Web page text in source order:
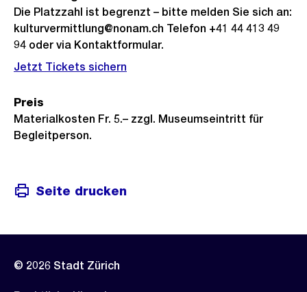
Die Platzzahl ist begrenzt – bitte melden Sie sich an:
kulturvermittlung@nonam.ch Telefon +41 44 413 49
94 oder via Kontaktformular.
Jetzt Tickets sichern
Preis
Materialkosten Fr. 5.– zzgl. Museumseintritt für
Begleitperson.
Seite drucken
© 2026 Stadt Zürich